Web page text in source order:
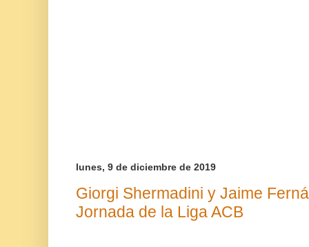
lunes, 9 de diciembre de 2019
Giorgi Shermadini y Jaime
Jornada de la Liga ACB